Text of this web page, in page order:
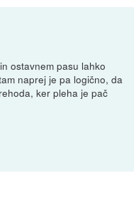
ostavnem pasu lahko
naprej je pa logično, da
ker pleha je pač